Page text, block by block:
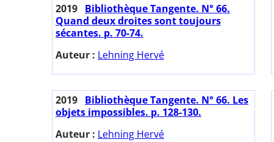
2019 Bibliothèque Tangente. N° 66.
Quand deux droites sont toujours
sécantes. p. 70-74.
Auteur : Lehning Hervé
2019 Bibliothèque Tangente. N° 66. Les
objets impossibles. p. 128-130.
Auteur : Lehning Hervé